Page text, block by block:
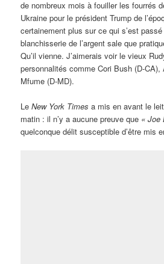
de nombreux mois à fouiller les fourrés
Ukraine pour le président Trump de
certainement plus sur ce qui s’est
blanchisserie de l’argent sale que
Qu’il vienne. J’aimerais voir le vieux
personnalités comme Cori Bush (D-
Mfume (D-MD).
LeNew York Times a mis en avant le
matin : il n’y a aucune preuve que « Joe
quelconque délit susceptible d’être mis